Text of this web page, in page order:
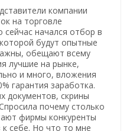
компании
на торговле
начался отбор в
будут опытные
обещают всему
лучшие на рынке,
и много, вложения
гарантия заработка.
документов, скрины
почему столько
фирмы конкуренты
себе. Но что то мне